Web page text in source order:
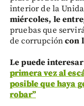
interior de la
miércoles, le
pruebas que
de corrupcióncon
Le puede
primera vez al
posible que haya
robar”